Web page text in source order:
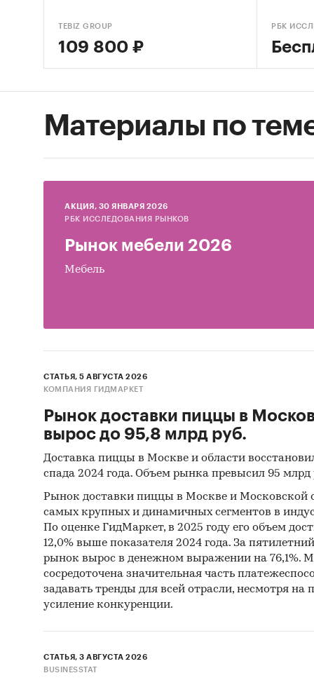
•
•
TEBIZ GROUP
109 800 ₽
РБК
Материалы по
AКЦИЯ, 30 ЯНВАРЯ 2026
РБК ИССЛЕДОВАНИЯ РЫНКОВ
Рынок мебели 2026
Мебель
СТАТЬЯ, 5 АВГУСТА 2026
КОМПАНИЯ ГИДМАРКЕТ
Рынок доставки пиццы в
вырос до 95,8 млрд руб.
Доставка пиццы в Москве и области
спада 2024 года. Объем рынка превысил 95 млрд
Рынок доставки пиццы в Москве и Московской
самых крупных и динамичных сегментов в
По оценке ГидМаркет, в 2025 году его объем
12,0% выше показателя 2024 года. За
рынок вырос в денежном выражении на 76,1%.
сосредоточена значительная часть
задавать тренды для всей отрасли, несмотря
усиление конкуренции.
СТАТЬЯ, 3 АВГУСТА 2026
BUSINESSTAT